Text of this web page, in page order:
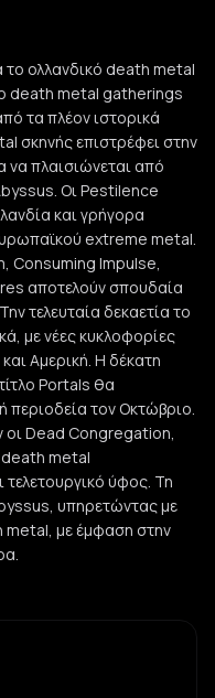
ολλανδικό death metal
death metal gatherings
τα πλέον ιστορικά
σκηνής επιστρέφει στην
να πλαισιώνεται από
Οι Pestilence
και γρήγορα
extreme metal.
Consuming Impulse,
αποτελούν σπουδαία
τελευταία δεκαετία το
με νέες κυκλοφορίες
Αμερική. Η δέκατη
Portals θα
περιοδεία τον Οκτώβριο.
οι Dead Congregation,
death metal
τελετουργικό ύφος. Τη
υπηρετώντας με
metal, με έμφαση στην